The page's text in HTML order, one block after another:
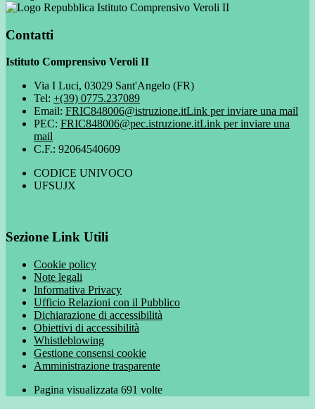
Istituto Comprensivo Veroli II
Contatti
Istituto Comprensivo Veroli II
Via I Luci, 03029 Sant'Angelo (FR)
Tel: +(39) 0775.237089
Email: FRIC848006@istruzione.itLink per inviare una mail
PEC: FRIC848006@pec.istruzione.itLink per inviare una
mail
C.F.: 92064540609
CODICE UNIVOCO
UFSUJX
Sezione Link Utili
Cookie policy
Note legali
Informativa Privacy
Ufficio Relazioni con il Pubblico
Dichiarazione di accessibilità
Obiettivi di accessibilità
Whistleblowing
Gestione consensi cookie
Amministrazione trasparente
Pagina visualizzata 691 volte